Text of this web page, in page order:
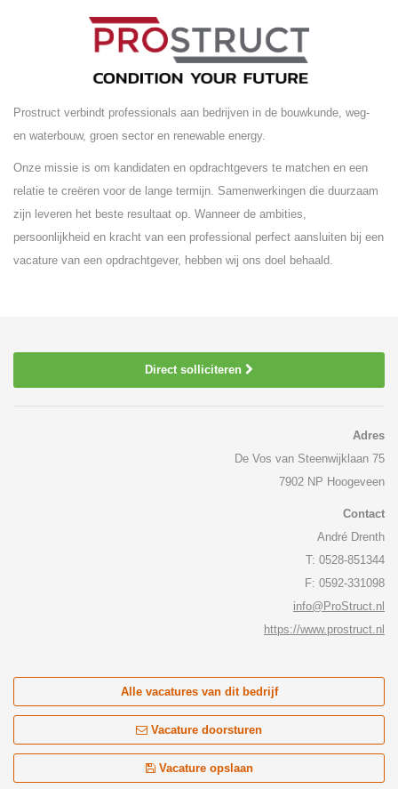
Prostruct verbindt professionals aan bedrijven in de bouwkunde, weg-
en waterbouw, groen sector en renewable energy.
Onze missie is om kandidaten en opdrachtgevers te matchen en een
relatie te creëren voor de lange termijn. Samenwerkingen die duurzaam
zijn leveren het beste resultaat op. Wanneer de ambities,
persoonlijkheid en kracht van een professional perfect aansluiten bij een
vacature van een opdrachtgever, hebben wij ons doel behaald.
Direct solliciteren
Adres
De Vos van Steenwijklaan 75
7902 NP Hoogeveen
Contact
André Drenth
T: 0528-851344
F: 0592-331098
info@ProStruct.nl
https://www.prostruct.nl
Alle vacatures van dit bedrijf
Vacature doorsturen
Vacature opslaan